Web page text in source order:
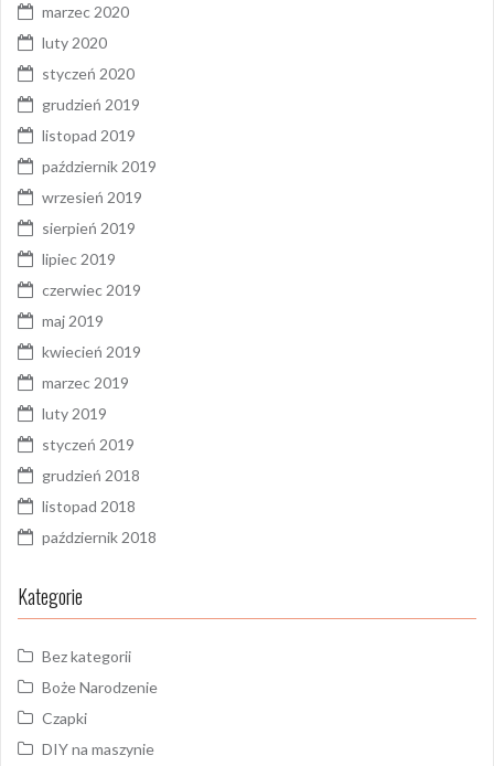
marzec 2020
luty 2020
styczeń 2020
grudzień 2019
listopad 2019
październik 2019
wrzesień 2019
sierpień 2019
lipiec 2019
czerwiec 2019
maj 2019
kwiecień 2019
marzec 2019
luty 2019
styczeń 2019
grudzień 2018
listopad 2018
październik 2018
Kategorie
Bez kategorii
Boże Narodzenie
Czapki
DIY na maszynie